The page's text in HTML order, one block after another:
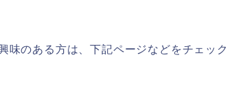
味のある方は、下記ページなどをチェック